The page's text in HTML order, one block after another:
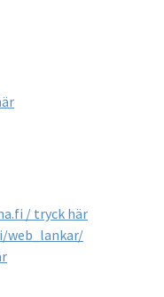
/ tryck här
web_lankar/